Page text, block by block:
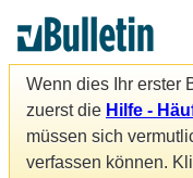
Wenn dies Ihr erster
zuerst die Hilfe -
müssen sich
verfassen können.